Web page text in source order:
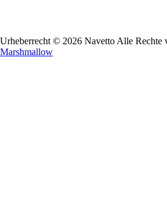
Urheberrecht © 2026 Navetto Alle Rechte
Marshmallow